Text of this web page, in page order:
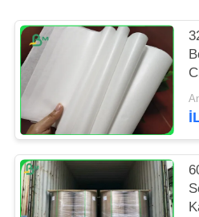
POLICY